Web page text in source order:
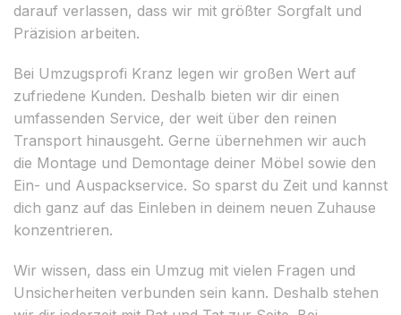
darauf verlassen, dass wir mit größter Sorgfalt und
Präzision arbeiten.
Bei Umzugsprofi Kranz legen wir großen Wert auf
zufriedene Kunden. Deshalb bieten wir dir einen
umfassenden Service, der weit über den reinen
Transport hinausgeht. Gerne übernehmen wir auch
die Montage und Demontage deiner Möbel sowie den
Ein- und Auspackservice. So sparst du Zeit und kannst
dich ganz auf das Einleben in deinem neuen Zuhause
konzentrieren.
Wir wissen, dass ein Umzug mit vielen Fragen und
Unsicherheiten verbunden sein kann. Deshalb stehen